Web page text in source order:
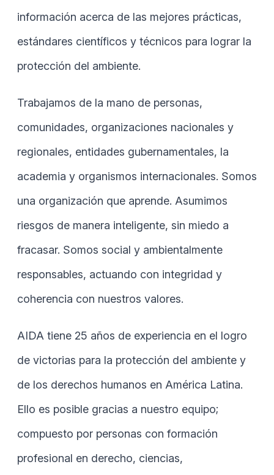
información acerca de las mejores prácticas,
estándares científicos y técnicos para lograr la
protección del ambiente.
Trabajamos de la mano de personas,
comunidades, organizaciones nacionales y
regionales, entidades gubernamentales, la
academia y organismos internacionales. Somos
una organización que aprende. Asumimos
riesgos de manera inteligente, sin miedo a
fracasar. Somos social y ambientalmente
responsables, actuando con integridad y
coherencia con nuestros valores.
AIDA tiene 25 años de experiencia en el logro
de victorias para la protección del ambiente y
de los derechos humanos en América Latina.
Ello es posible gracias a nuestro equipo;
compuesto por personas con formación
profesional en derecho, ciencias,